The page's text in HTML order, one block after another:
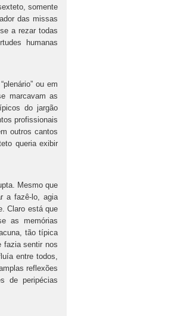
somente
das missas
a rezar todas
humanas
ou em
marcavam as
do jargão
profissionais
outros cantos
queria exibir
Mesmo que
a fazê-lo, agia
Claro está que
as memórias
tão típica
fazia sentir nos
entre todos,
reflexões
de peripécias